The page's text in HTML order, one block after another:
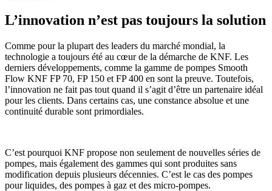
L’innovation n’est pas toujours la solution
Comme pour la plupart des leaders du marché mondial, la
technologie a toujours été au cœur de la démarche de KNF. Les
derniers développements, comme la gamme de pompes Smooth
Flow KNF FP 70, FP 150 et FP 400 en sont la preuve. Toutefois,
l’innovation ne fait pas tout quand il s’agit d’être un partenaire idéal
pour les clients. Dans certains cas, une constance absolue et une
continuité durable sont primordiales.
C’est pourquoi KNF propose non seulement de nouvelles séries de
pompes, mais également des gammes qui sont produites sans
modification depuis plusieurs décennies. C’est le cas des pompes
pour liquides, des pompes à gaz et des micro-pompes.